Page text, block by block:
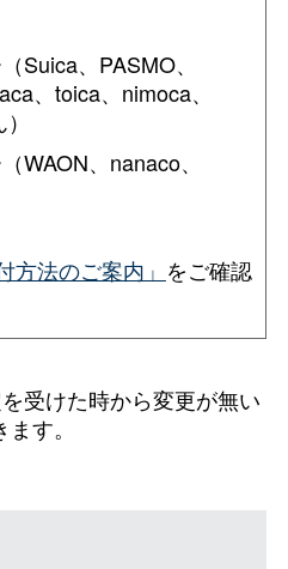
Suica、PASMO、
、toica、nimoca、
WAON、nanaco、
方法のご案内」 をご確認
受けた時から変更が無い
す。